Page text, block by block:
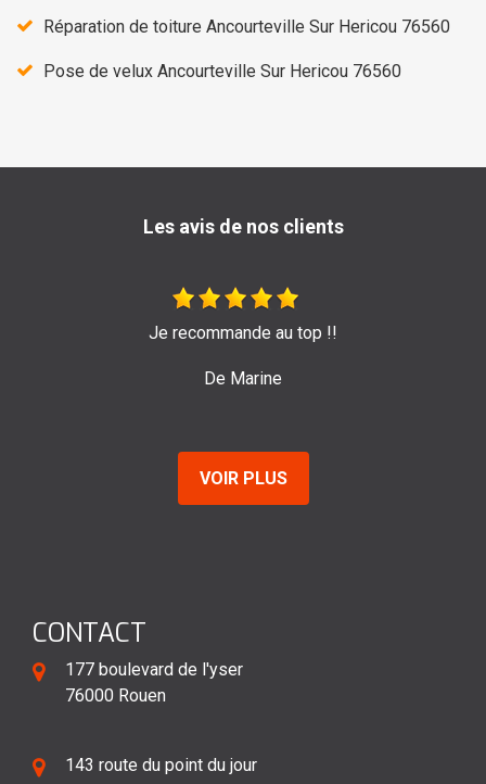
Réparation de toiture Ancourteville Sur Hericou 76560
Pose de velux Ancourteville Sur Hericou 76560
Les avis de nos clients
au top !!
Très bon travail de
VOIR PLUS
CONTACT
177 boulevard de l'yser
76000 Rouen
143 route du point du jour